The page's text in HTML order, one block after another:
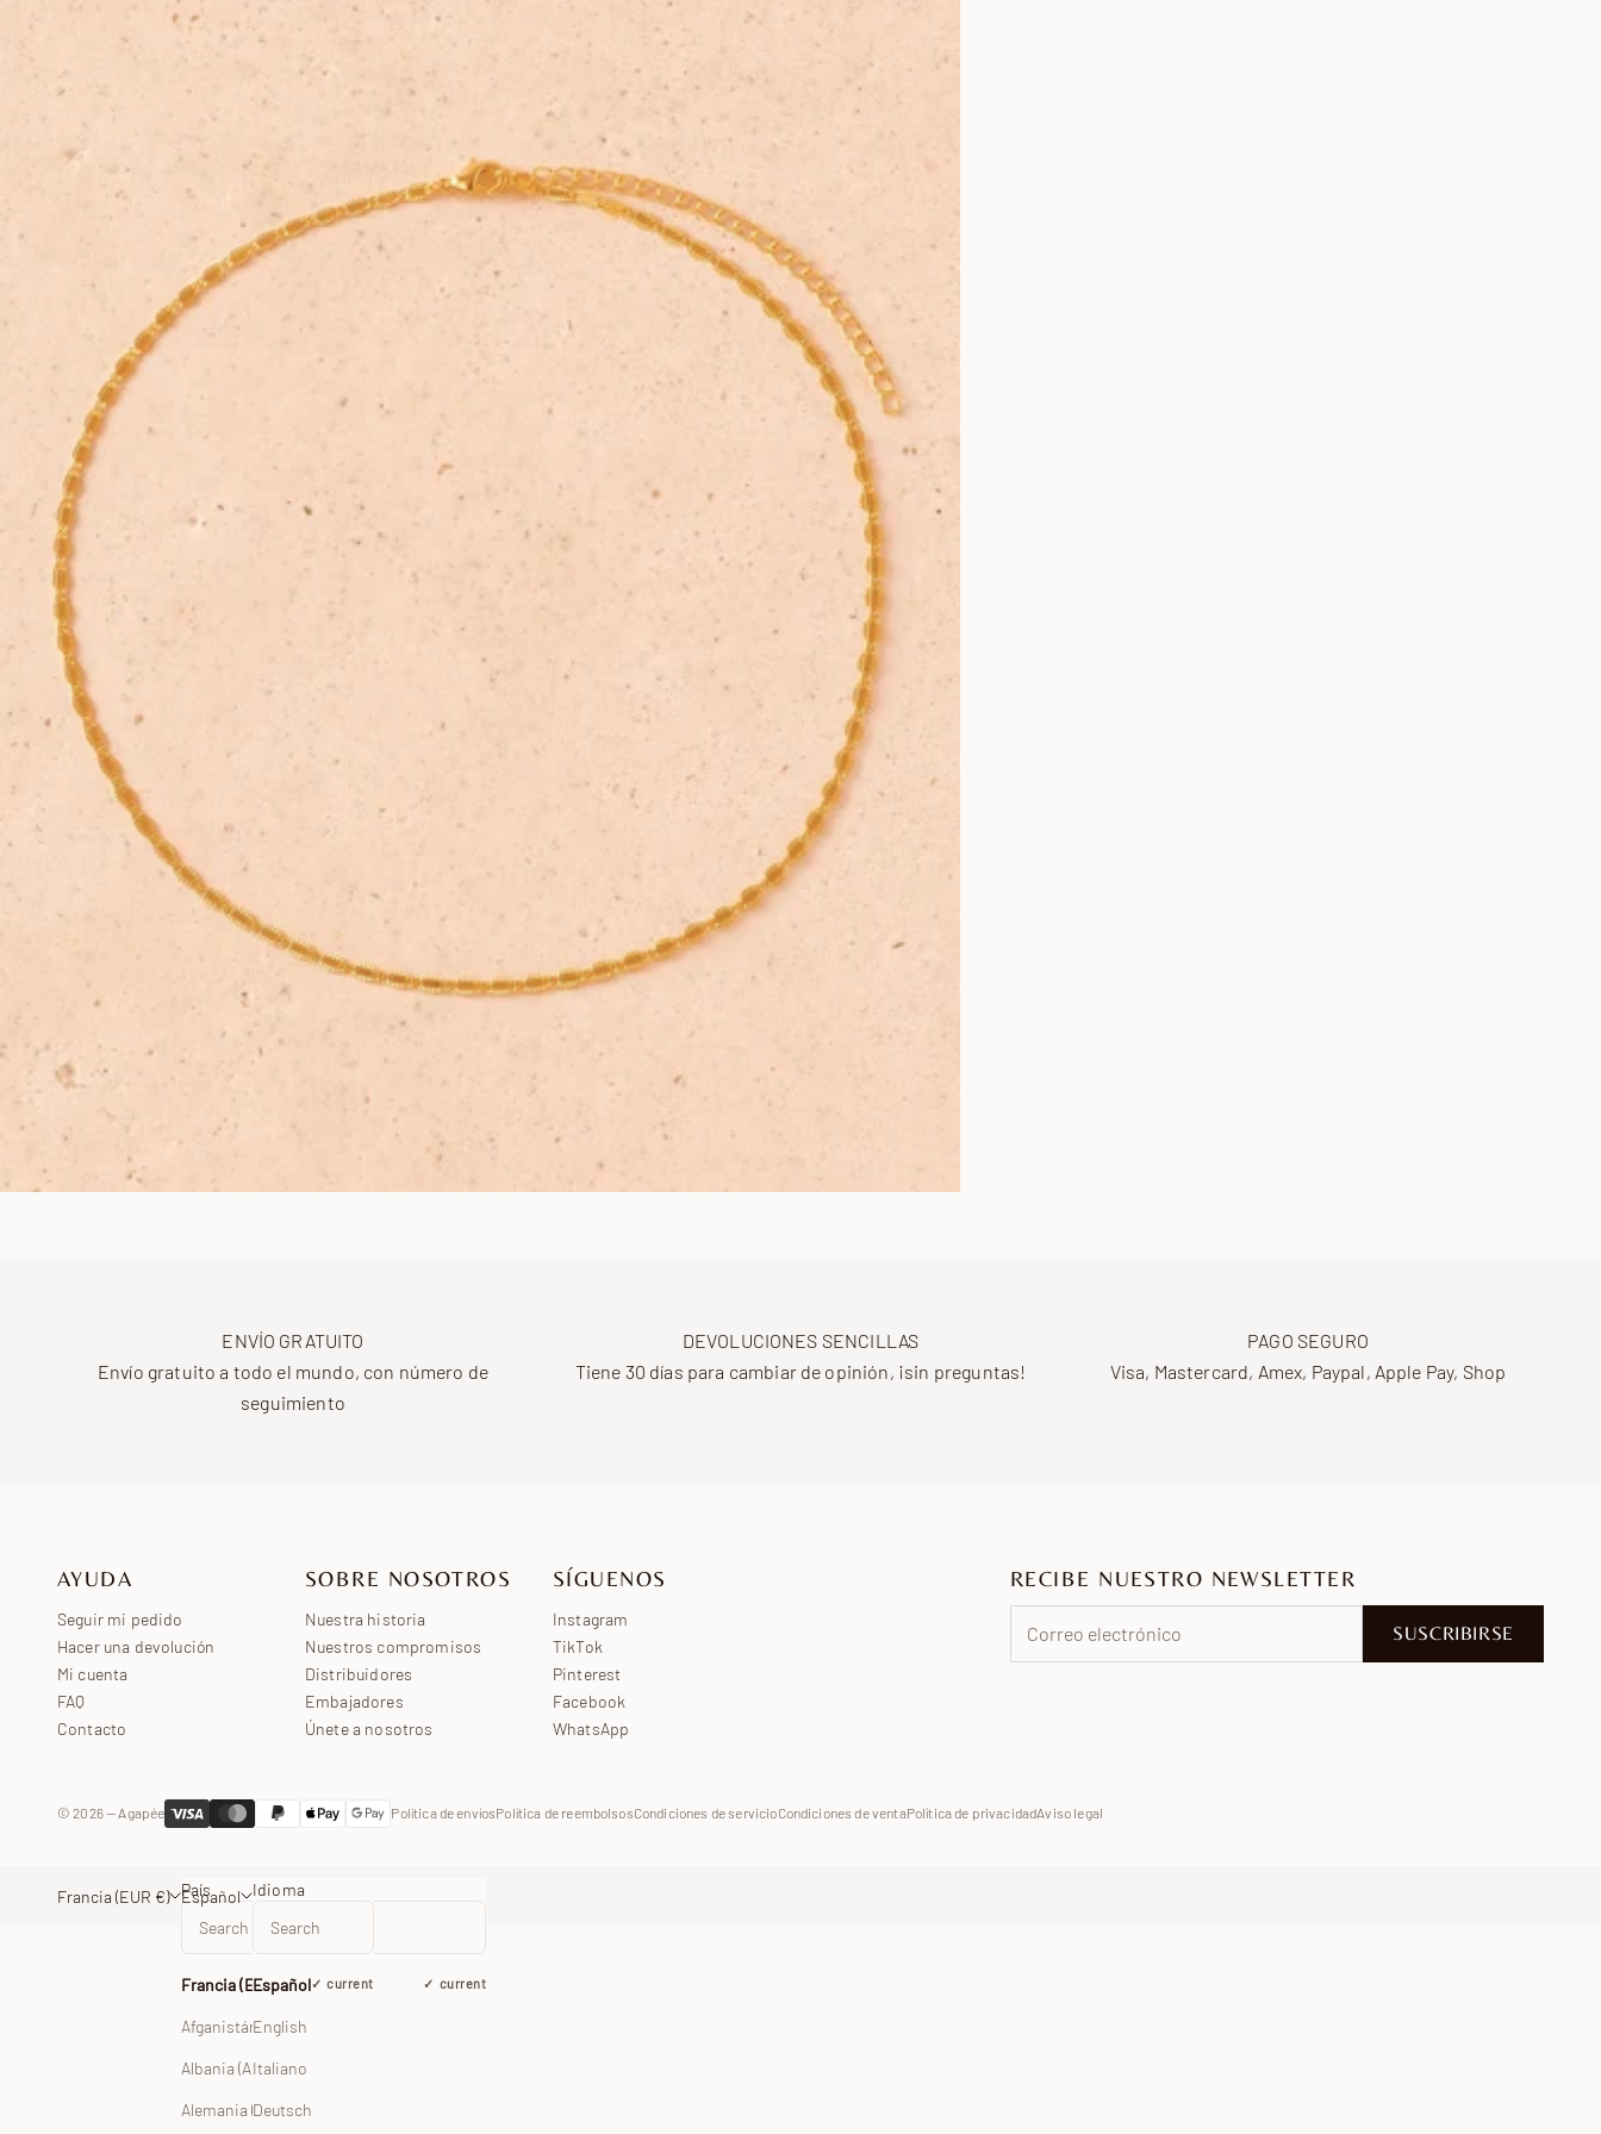
ENVÍO GRATUITO
Envío gratuito a todo el mundo, con número de
seguimiento
DEVOLUCIONES SENCILLAS
Tiene 30 días para cambiar de opinión, ¡sin preguntas!
PAGO SEGURO
Visa, Mastercard, Amex, Paypal, Apple Pay, Shop
AYUDA
Seguir mi pedido
Hacer una devolución
Mi cuenta
FAQ
Contacto
SOBRE NOSOTROS
Nuestra historia
Nuestros compromisos
Distribuidores
Embajadores
Únete a nosotros
SÍGUENOS
Instagram
TikTok
Pinterest
Facebook
WhatsApp
RECIBE NUESTRO NEWSLETTER
SUSCRIBIRSE
© 2026 — Agapée Política de envíosPolítica de reembolsosCondiciones de servicioCondiciones de ventaPolítica de privacidadAviso legal
Francia (EUR €) País
Francia (EUR €) current
Afganistán (EUR €)
Albania (ALL L)
Alemania (EUR €)
Español Idioma
Español current
English
Italiano
Deutsch